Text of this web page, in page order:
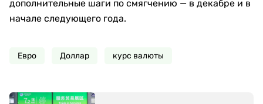
дополнительные шаги по смягчению — в декабре и в
начале следующего года.
Евро Доллар курс валюты